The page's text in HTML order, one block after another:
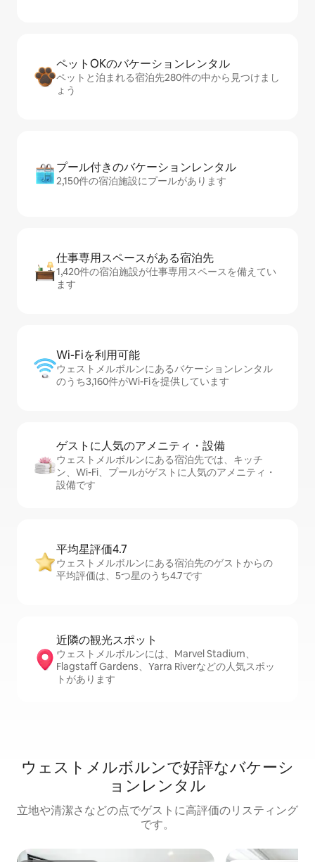
ペットOKのバ⁠ケ⁠ー⁠シ⁠ョ⁠ンレ⁠ン⁠タ⁠ル
ペットと泊まれる宿泊先280件の中から見つけまし
ょう
プール付きのバ⁠ケ⁠ー⁠シ⁠ョ⁠ンレ⁠ン⁠タ⁠ル
2,150件の宿泊施設にプールがあります
仕事専用ス⁠ペ⁠ー⁠スがあ⁠る宿⁠泊⁠先
1,420件の宿泊施設が仕事専用スペースを備えてい
ます
Wi-Fiを利⁠用⁠可⁠能
ウェストメルボルンにあるバケーションレンタル
のうち3,160件がWi-Fiを提供しています
ゲストに人⁠気⁠のア⁠メ⁠ニ⁠テ⁠ィ・設⁠備
ウェストメルボルンにある宿泊先では、キッチ
ン、Wi-Fi、プールがゲストに人気のアメニティ・
設備です
平均星評価4.7
ウェストメルボルンにある宿泊先のゲストからの
平均評価は、5つ星のうち4.7です
近隣の観光ス⁠ポ⁠ッ⁠ト
ウェストメルボルンには、Marvel Stadium、
Flagstaff Gardens、Yarra Riverなどの人気スポッ
トがあります
ウェストメルボルンで好評なバケーシ
ョンレンタル
立地や清潔さなどの点でゲストに高評価のリスティング
です。